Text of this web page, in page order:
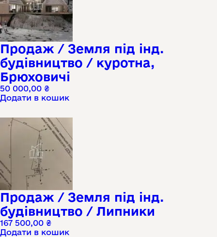
Продаж / Земля під інд.
будівництво / куротна,
Брюховичі
50 000,00 ₴
Додати в кошик
Продаж / Земля під інд.
будівництво / Липники
167 500,00 ₴
Додати в кошик